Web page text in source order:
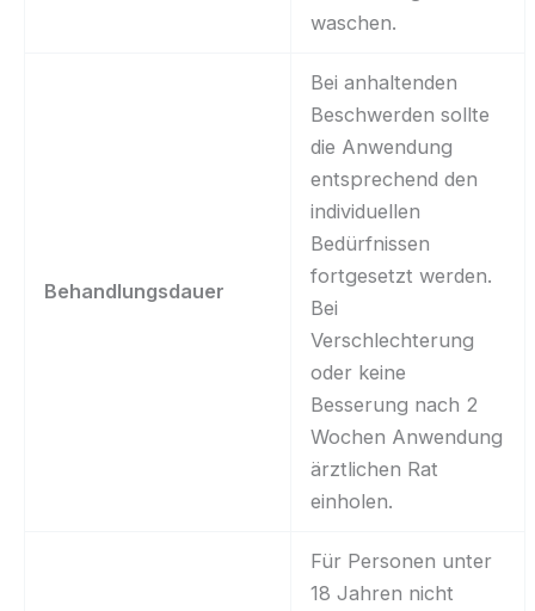
waschen.
Behandlungsdauer
Bei anhaltenden
Beschwerden sollte
die Anwendung
entsprechend den
individuellen
Bedürfnissen
fortgesetzt werden.
Bei
Verschlechterung
oder keine
Besserung nach 2
Wochen Anwendung
ärztlichen Rat
einholen.
Für Personen unter
18 Jahren nicht